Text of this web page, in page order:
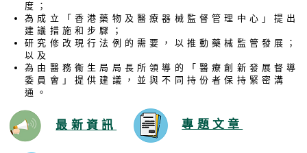
度；
為成立「香港藥物及醫療器械監督管理中心」提出
建議措施和步驟；
研究修改現行法例的需要，以推動藥械監管發展；
以及
為由醫務衞生局局長所領導的「醫療創新發展督導
委員會」提供建議，並與不同持份者保持緊密溝
通。
最新資訊 專題文章